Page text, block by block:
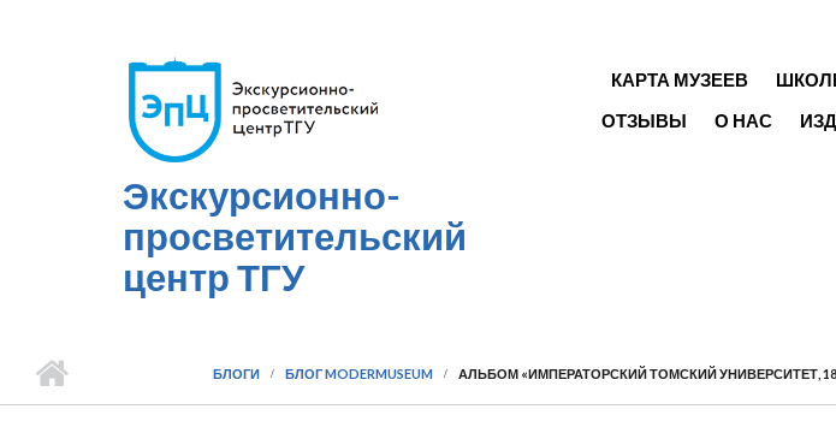
Экскурсионно-
просветительский
центр ТГУ
ГЛАВНОЕ
КАРТА МУЗЕЕВ
ОТЗЫВЫ
О НАС
БЛОГИ БЛОГ MODERMUSEUM АЛЬБОМ «ИМПЕРАТОРСКИЙ ТОМСКИЙ УНИВЕРСИТЕТ,